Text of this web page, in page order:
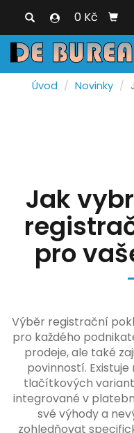
0 Kč
Úvod Novinky
Jak
pro
Výběr registrační
pro každého
prodeje, ale také
povinností.
tlačítkových
integrované v
své výhody a
zohledňovat